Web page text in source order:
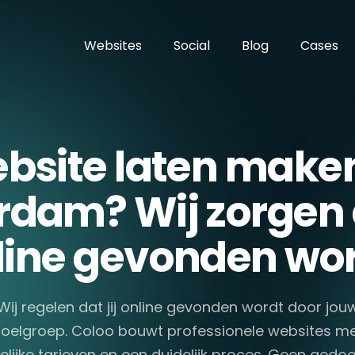
Websites
Social Blog Cases
laten
Wij
gevonden
regelen dat jij online gevonden wordt door
Coloo bouwt professionele websites